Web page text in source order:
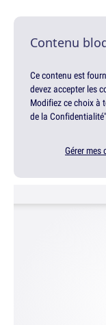
Contenu
Ce contenu est
devez accepter les
Modifiez ce choix à
de la
Gérer mes